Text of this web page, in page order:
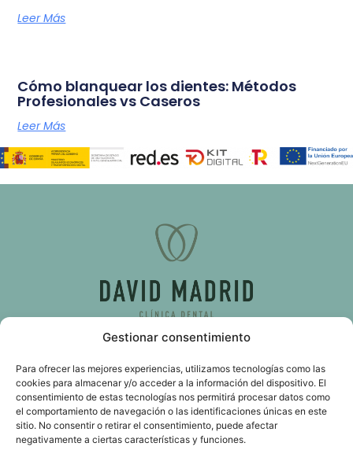
Gestionar consentimiento
Para ofrecer las mejores experiencias, utilizamos tecnologías como las
cookies para almacenar y/o acceder a la información del dispositivo. El
consentimiento de estas tecnologías nos permitirá procesar datos como
el comportamiento de navegación o las identificaciones únicas en este
sitio. No consentir o retirar el consentimiento, puede afectar
negativamente a ciertas características y funciones.
Leer Más
Cómo blanquear los dientes: Métodos
Profesionales vs Caseros
Leer Más
C/ d’Almassora, 51, bajo 46009 Valencia
611 103 989
info@davidmadrid.es